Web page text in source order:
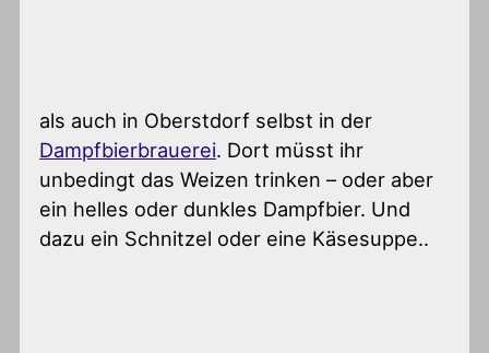
als auch in Oberstdorf selbst in der
Dampfbierbrauerei. Dort müsst ihr
unbedingt das Weizen trinken – oder aber
ein helles oder dunkles Dampfbier. Und
dazu ein Schnitzel oder eine Käsesuppe..